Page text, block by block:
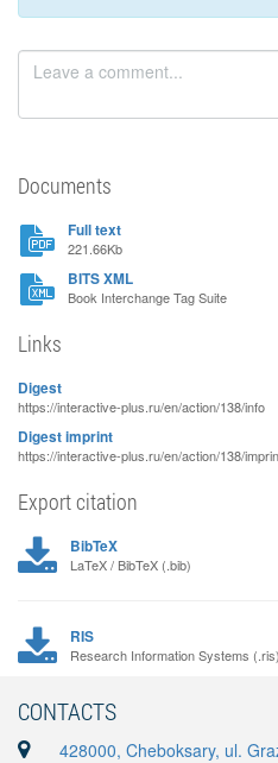
Documents
Full text
221.66Kb
BITS XML
Book Interchange Tag Suite
Links
Digest
https://interactive-plus.ru/en/action/138/info
Digest imprint
https://interactive-plus.ru/en/action/138/
Export citation
BibTeX
LaTeX / BibTeX (.bib)
RIS
Research Information Systems (.ris)
CONTACTS
428000, Cheboksary, ul.